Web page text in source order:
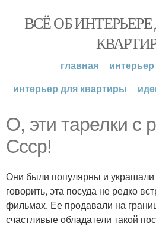
ВСЁ ОБ
главная
интерьер для квартиры
О, эти тарелки с
Ссср!
Они были популярны и
говорить, эта посуда не редко
фильмах. Ее продавали на
счастливые обладатели такой